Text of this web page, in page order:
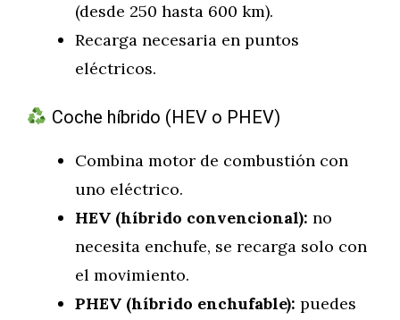
(desde 250 hasta 600 km).
Recarga necesaria en puntos
eléctricos.
Coche híbrido (HEV o PHEV)
Combina motor de combustión con
uno eléctrico.
HEV (híbrido convencional): no
necesita enchufe, se recarga solo con
el movimiento.
PHEV (híbrido enchufable): puedes